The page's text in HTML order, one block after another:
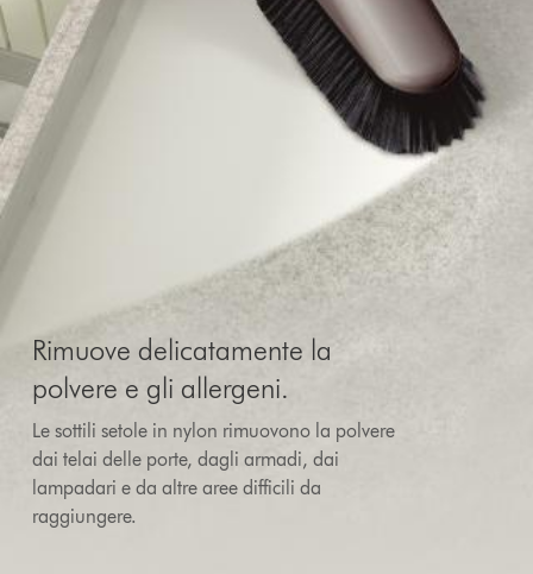
Rimuove delicatamente la
polvere e gli allergeni.
Le sottili setole in nylon rimuovono la polvere
dai telai delle porte, dagli armadi, dai
lampadari e da altre aree difficili da
raggiungere.